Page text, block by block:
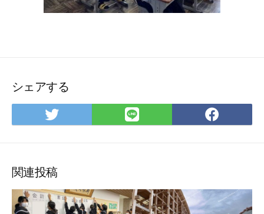
シェアする
Twitter
で
LINE
で
で
関連投稿